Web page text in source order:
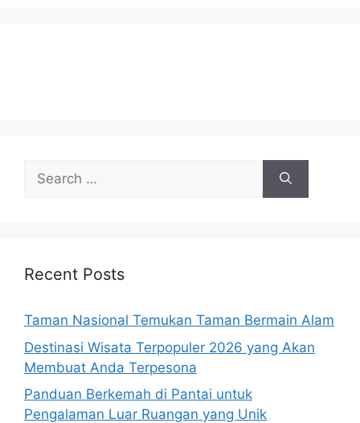
Search
for:
Recent Posts
Taman Nasional Temukan Taman Bermain Alam
Destinasi Wisata Terpopuler 2026 yang Akan
Membuat Anda Terpesona
Panduan Berkemah di Pantai untuk
Pengalaman Luar Ruangan yang Unik